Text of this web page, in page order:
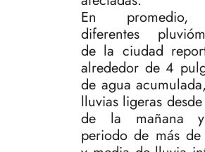
En
diferentes
de la ciudad
alrededor de 4
de agua
lluvias ligeras
de la mañana
periodo de más